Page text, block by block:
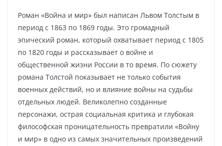
Роман «Война и мир» был написан Львом Толстым в
период с 1863 по 1869 годы. Это громадный
эпический роман, который охватывает период с 1805
по 1820 годы и рассказывает о войне и
общественной жизни России в то время. По сюжету
романа Толстой показывает не только события
военных действий, но и влияние войны на судьбы
отдельных людей. Великолепно созданные
персонажи, острая социальная критика и глубокая
философская проницательность превратили «Войну
и мир» в одно из самых значительных произведений